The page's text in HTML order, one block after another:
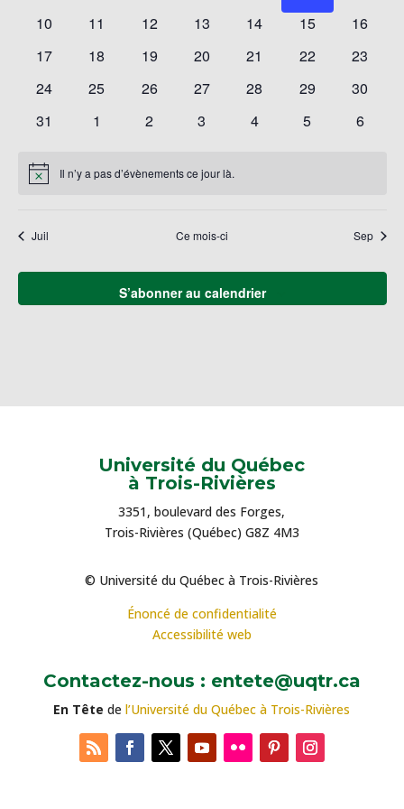
évènementsévènements
0
10
0
11
0
12
0
13
0
14
0
15
0
16
0
17
0
18
0
19
0
20
0
21
0
22
0
23
0
24
0
25
0
26
0
27
0
28
0
29
0
30
0
31
0
1
0
2
0
3
0
4
0
5
0
6
Notice Il n’y a pas d’évènements ce jour là.
Juil Ce mois-ci Sep
S’abonner au calendrier
Université du Québec
à Trois-Rivières
3351, boulevard des Forges,
Trois-Rivières (Québec) G8Z 4M3
© Université du Québec à Trois-Rivières
Énoncé de confidentialité
Accessibilité web
Contactez-nous : entete@uqtr.ca
En Tête del’Université du Québec à Trois-Rivières